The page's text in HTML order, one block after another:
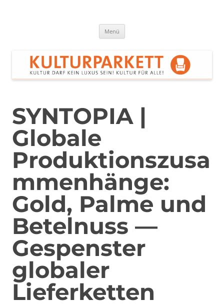
Menü
SYNTOPIA |
Globale
Produktionszusa
mmenhänge:
Gold, Palme und
Betelnuss —
Gespenster
globaler
Lieferketten